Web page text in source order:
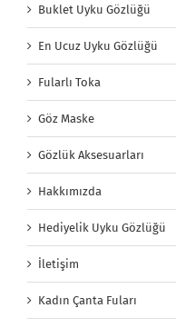
Buklet Uyku Gözlüğü
En Ucuz Uyku Gözlüğü
Fularlı Toka
Göz Maske
Gözlük Aksesuarları
Hakkımızda
Hediyelik Uyku Gözlüğü
İletişim
Kadın Çanta Fuları